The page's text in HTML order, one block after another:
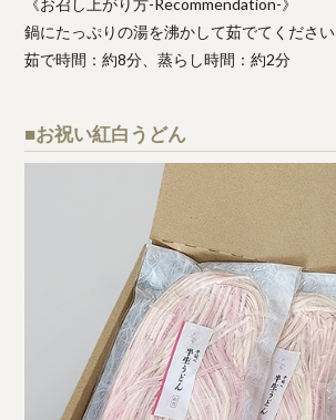
《お召し上がり方-Recommendation-》
鍋にたっぷりの湯を沸かして茹でてください
茹で時間：約8分、蒸らし時間：約2分
■お祝い紅白うどん